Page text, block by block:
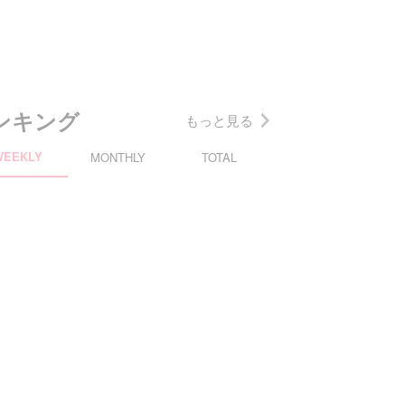
キング もっと見る
MONTHLY TOTAL